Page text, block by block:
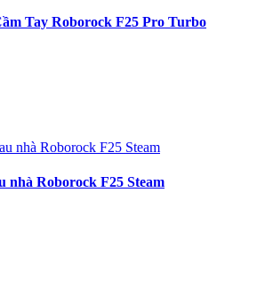
Tay Roborock F25 Pro Turbo
nhà Roborock F25 Steam